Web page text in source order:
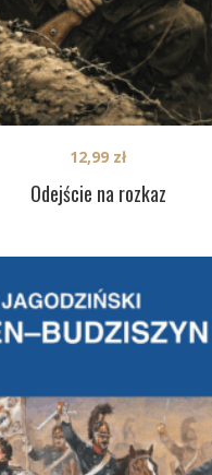
Odejście na rozkaz
12,99 zł